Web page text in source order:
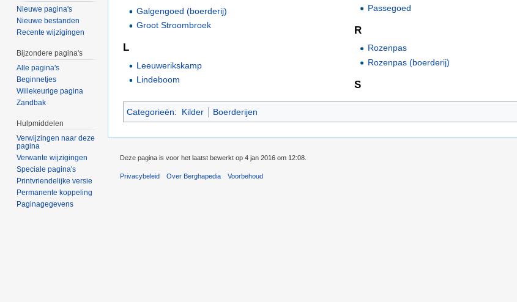
Galgengoed (boerderij)
Groot Stroombroek
L
Leeuwerikskamp
Lindeboom
Passegoed
R
Rozenpas
Rozenpas (boerderij)
S
Categorieën: Kilder Boerderijen
Nieuwe pagina's
Nieuwe bestanden
Recente wijzigingen
Bijzondere pagina's
Alle pagina's
Beginnetjes
Willekeurige pagina
Zandbak
Hulpmiddelen
Verwijzingen naar deze
pagina
Verwante wijzigingen
Speciale pagina's
Printvriendelijke versie
Permanente koppeling
Paginagegevens
Deze pagina is voor het laatst bewerkt op 4 jan 2016 om 12:08.
Privacybeleid Over Berghapedia Voorbehoud